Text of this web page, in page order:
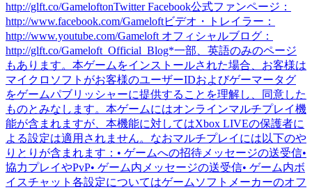
http://glft.co/GameloftonTwitter Facebook公式ファンページ：
http://www.facebook.com/Gameloftビデオ・トレイラー：
http://www.youtube.com/Gameloft オフィシャルブログ：
http://glft.co/Gameloft_Official_Blog*一部、英語のみのページ
もあります。本ゲームをインストールされた場合、お客様は
マイクロソフトがお客様のユーザーIDおよびゲーマータグ
をゲームパブリッシャーに提供することを理解し、同意した
ものとみなします。本ゲームにはオンラインマルチプレイ機
能が含まれますが、本機能に対してはXbox LIVEの保護者に
よる設定は適用されません。なおマルチプレイには以下のや
りとりが含まれます：• ゲームへの招待メッセージの送受信•
協力プレイやPvP• ゲーム内メッセージの送受信• ゲーム内ボ
イスチャット各設定についてはゲームソフトメーカーのオフ